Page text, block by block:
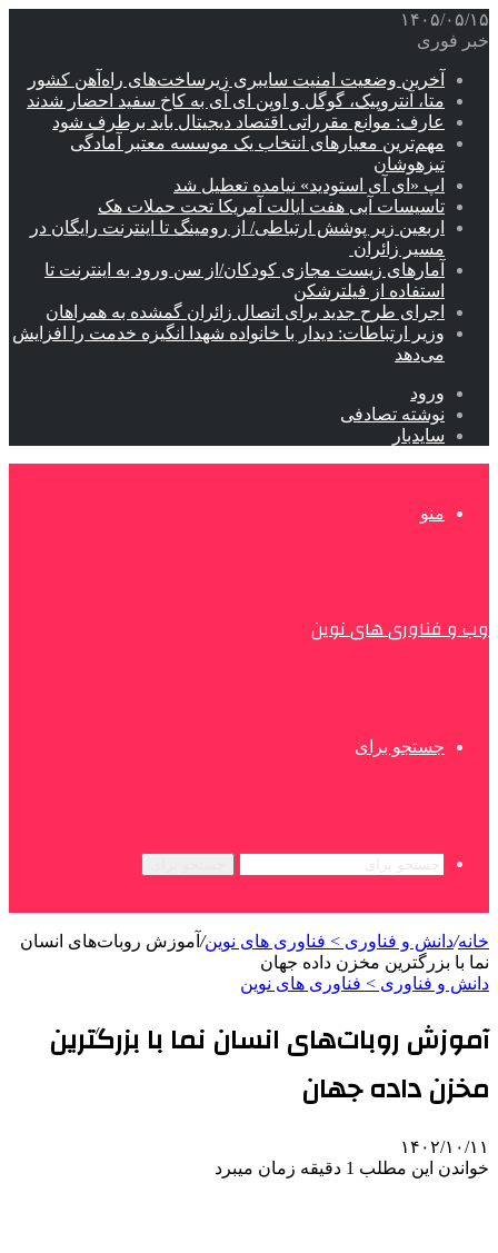
۱۴۰۵/۰۵/۱۵
خبر فوری
آخرین وضعیت امنیت سایبری زیرساخت‌های راه‌آهن کشور
متا، آنتروپیک، گوگل و اوپن ای آی به کاخ سفید احضار شدند
عارف: موانع مقرراتی اقتصاد دیجیتال باید برطرف شود
مهم‌ترین معیارهای انتخاب یک موسسه معتبر آمادگی
تیزهوشان
اپ «ای آی استودید» نیامده تعطیل شد
تاسیسات آبی هفت ایالت آمریکا تحت حملات هک
اربعین زیر پوشش ارتباطی/ از رومینگ تا اینترنت رایگان در
مسیر زائران
آمارهای زیست مجازی کودکان/از سن ورود به اینترنت تا
استفاده از فیلترشکن
اجرای طرح جدید برای اتصال زائران گمشده به همراهان
وزیر ارتباطات: دیدار با خانواده شهدا انگیزه خدمت را افزایش
می‌دهد
ورود
نوشته تصادفی
سایدبار
منو
وب و فناوری های نوین
جستجو برای
خانه/دانش و فناوری > فناوری های نوین/ آموزش روبات‌های انسان
نما با بزرگترین مخزن داده جهان
دانش و فناوری > فناوری های نوین
آموزش روبات‌های انسان نما با بزرگترین
مخزن داده جهان
۱۴۰۲/۱۰/۱۱
خواندن این مطلب 1 دقیقه زمان میبرد